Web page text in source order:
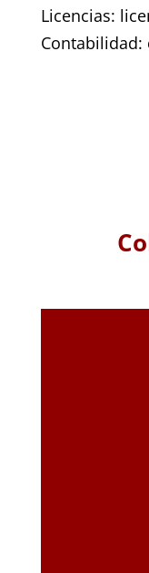
Licencias:
Contabilidad: